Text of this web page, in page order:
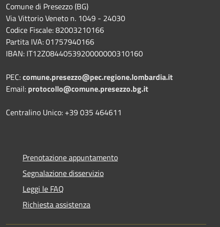
Comune di Presezzo (BG)
Via Vittorio Veneto n. 1049 - 24030
Codice Fiscale: 82003210166
Partita IVA: 01757940166
IBAN: IT12Z0844053920000000310160
PEC:comune.presezzo@pec.regione.lombardia.it
Email: protocollo@comune.presezzo.bg.it
Centralino Unico: +39 035 464611
Prenotazione appuntamento
Segnalazione disservizio
Leggi le FAQ
Richiesta assistenza